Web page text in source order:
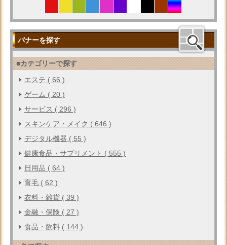
バナーを探す
■カテゴリーで探す
エステ ( 66 )
ゲーム ( 20 )
サービス ( 296 )
スキンケア・メイク ( 646 )
デジタル機器 ( 55 )
健康食品・サプリメント ( 555 )
日用品 ( 64 )
育毛 ( 62 )
衣料・雑貨 ( 39 )
金融・保険 ( 27 )
食品・飲料 ( 144 )